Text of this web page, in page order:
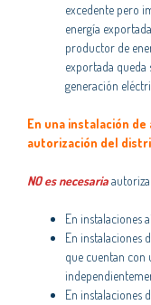
excedente pero
energía
productor de
exportada queda
generación
En una instalación
autorización del
NO es necesaria
En instalaciones
En instalaciones
que cuentan con
En instalaciones